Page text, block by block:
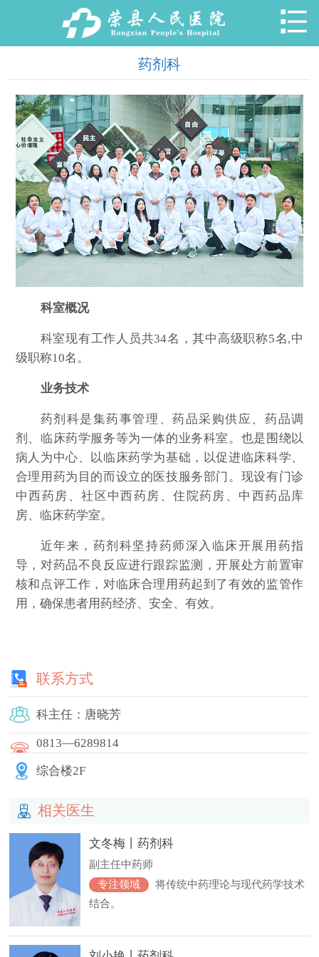

药剂科
科室概况
科室现有工作人员共34名，其中高级职称5名,中
级职称10名。
业务技术
药剂科是集药事管理、药品采购供应、药品调
剂、临床药学服务等为一体的业务科室。也是围绕以
病人为中心、以临床药学为基础，以促进临床科学、
合理用药为目的而设立的医技服务部门。现设有门诊
中西药房、社区中西药房、住院药房、中西药品库
房、临床药学室。
近年来，药剂科坚持药师深入临床开展用药指
导，对药品不良反应进行跟踪监测，开展处方前置审
核和点评工作，对临床合理用药起到了有效的监管作
用，确保患者用药经济、安全、有效。
联系方式
科主任：唐晓芳
0813—6289814
综合楼2F
 相关医生
文冬梅丨药剂科
副主任中药师
专注领域
将传统中药理论与现代药学技术
结合。